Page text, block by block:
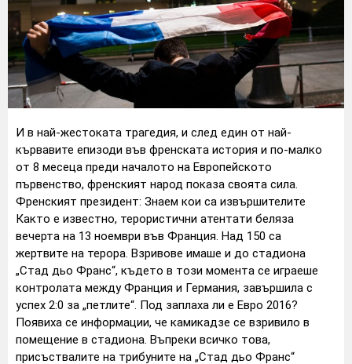
И в най-жестоката трагедия, и след един от най-
кървавите епизоди във френската история и по-малко
от 8 месеца преди началото на Европейското
първенство, френският народ показа своята сила.
Френският президент: Знаем кои са извършителите
Както е известно, терористични атентати беляза
вечерта на 13 ноември във Франция. Над 150 са
жертвите на терора. Взривове имаше и до стадиона
„Стад дьо Франс“, където в този момента се играеше
контролата между Франция и Германия, завършила с
успех 2:0 за „петлите“. Под заплаха ли е Евро 2016?
Появиха се информации, че камикадзе се взривило в
помещение в стадиона. Въпреки всичко това,
присъствалите на трибуните на „Стад дьо Франс“